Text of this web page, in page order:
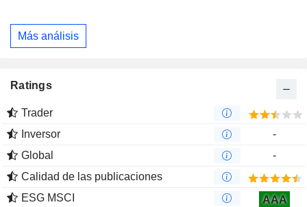
Más análisis
Ratings
Trader
Inversor
-
Global
-
Calidad de las publicaciones
ESG MSCI
AAA